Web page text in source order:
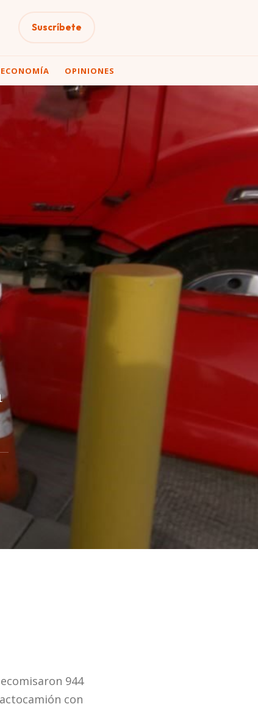
Suscríbete
ECONOMÍA OPINIONES
944
con